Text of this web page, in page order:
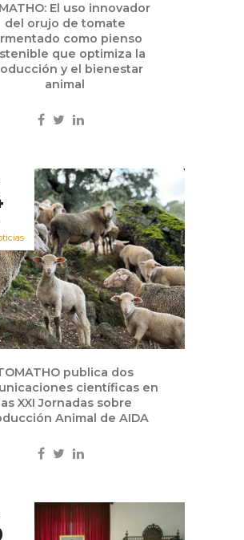
El uso innovador
del orujo de tomate
como pienso
que optimiza la
y el bienestar
animal
publica dos
científicas en
XXI Jornadas sobre
Animal de AIDA